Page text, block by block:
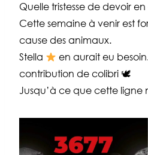
Quelle tristesse de devoir
Cette semaine à venir est
cause des animaux.
Stella
en aurait eu
contribution de colibri 🕊
Jusqu’à ce que cette ligne